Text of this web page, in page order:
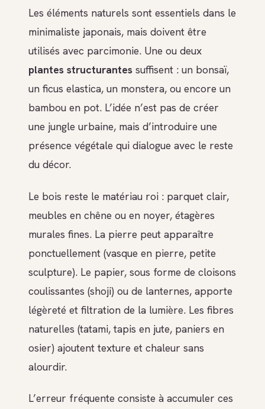
Les éléments naturels sont essentiels dans le
minimaliste japonais, mais doivent être
utilisés avec parcimonie. Une ou deux
plantes structurantes suffisent : un bonsaï,
un ficus elastica, un monstera, ou encore un
bambou en pot. L’idée n’est pas de créer
une jungle urbaine, mais d’introduire une
présence végétale qui dialogue avec le reste
du décor.
Le bois reste le matériau roi : parquet clair,
meubles en chêne ou en noyer, étagères
murales fines. La pierre peut apparaître
ponctuellement (vasque en pierre, petite
sculpture). Le papier, sous forme de cloisons
coulissantes (shoji) ou de lanternes, apporte
légèreté et filtration de la lumière. Les fibres
naturelles (tatami, tapis en jute, paniers en
osier) ajoutent texture et chaleur sans
alourdir.
L’erreur fréquente consiste à accumuler ces